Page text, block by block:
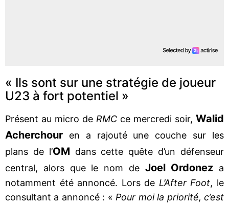
« Ils sont sur une stratégie de joueur
U23 à fort potentiel »
Présent au micro de RMC ce mercredi soir, Walid
Acherchour en a rajouté une couche sur les
plans de l’OM dans cette quête d’un défenseur
central, alors que le nom de Joel Ordonez a
notamment été annoncé. Lors de L’After Foot, le
consultant a annoncé : « Pour moi la priorité, c’est